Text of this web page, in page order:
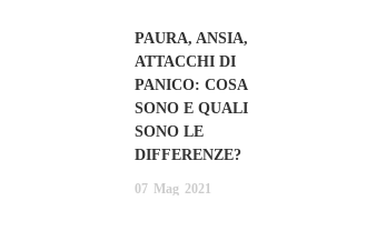
PAURA, ANSIA,
ATTACCHI DI
PANICO: COSA
SONO E QUALI
SONO LE
DIFFERENZE?
07 Mag 2021